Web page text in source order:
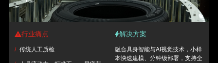
行业痛点
/ 传统人工质检
解决方案
融合具身智能与AI视觉技术，小样
本快速建模、分钟级部署，支持全